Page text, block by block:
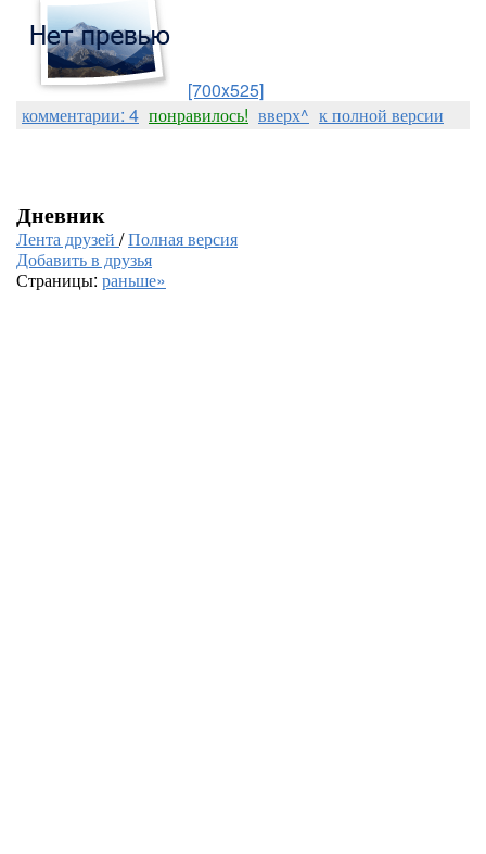
[700x525]
комментарии: 4 понравилось! вверх^ к полной версии
Дневник
Лента друзей /Полная версия
Добавить в друзья
Страницы: раньше»